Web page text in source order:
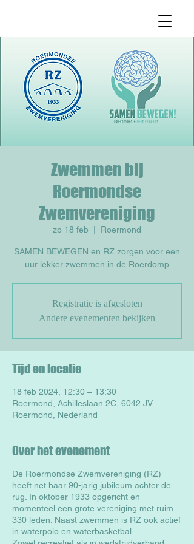
Zwemmen bij
Roermondse
Zwemvereniging
zo 18 feb Roermond
SAMEN BEWEGEN en RZ zorgen voor een
uur lekker zwemmen in de Roerdomp
Registratie is afgesloten
Andere evenementen bekijken
Tijd en locatie
18 feb 2024, 12:30 – 13:30
Roermond, Achilleslaan 2C, 6042 JV
Roermond, Nederland
Over het evenement
De Roermondse Zwemvereniging (RZ)
heeft net haar 90-jarig jubileum achter de
rug. In oktober 1933 opgericht en
momenteel een grote vereniging met ruim
330 leden. Naast zwemmen is RZ ook actief
in waterpolo en waterbasketbal.